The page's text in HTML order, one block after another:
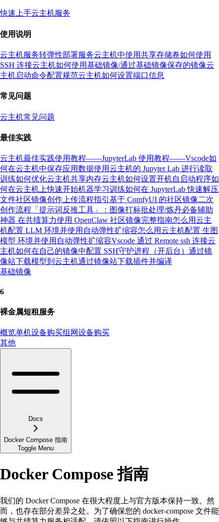
快速上手云主机服务
使用说明
云主机服务转弹性部署服务云主机中使用共享存储卷如何使用
SSH 连接云主机如何使用基础镜像/通过基础镜像保存的镜像云
主机启动命令配置规范云主机如何设置端口信息
常见问题
云主机常见问题
最佳实践
云主机最佳实践使用教程——JupyterLab 使用教程——Vscode如
何在云主机中保存应用数据使用云主机的 Jupyter Lab 进行读取
训练如何优化云主机共享内存云主机如何设置开机自启动程序如
何在云主机上快速开始机器学习训练如何在 JupyterLab 快速解压
文件社区镜像创作上传流程指引 基于 ComfyUI 的社区镜像二次
创作流程 「提示词反推工具」：图像打标批处理/炼丹必备辅助
神器 在共绩算力使用 OpenClaw 社区镜像完整指南怎么用云主
机配置 LLM 环境并使用自动弹性扩缩容怎么用云主机配置 生图
模型 环境并使用自动弹性扩缩容Vscode 通过 Remote ssh 连接云
主机如何在自己的镜像中配置 SSH守护进程（开后台） 通过镜
像站下载模型到云主机通过镜像站下载插件并编译
基础镜像
6
裸金属短租服务
概览单机设备购买组网设备购买
其他
Docs
Docker Compose 指南
Toggle Menu
Docker Compose 指南
我们的 Docker Compose 在很大程度上与官方版本保持一致。然
而，也存在部分差异之处。为了确保您的 docker-compose 文件能